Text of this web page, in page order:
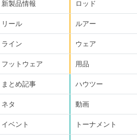
新製品情報 ロッド
リール ルアー
ライン ウェア
フットウェア 用品
まとめ記事 ハウツー
ネタ 動画
イベント トーナメント